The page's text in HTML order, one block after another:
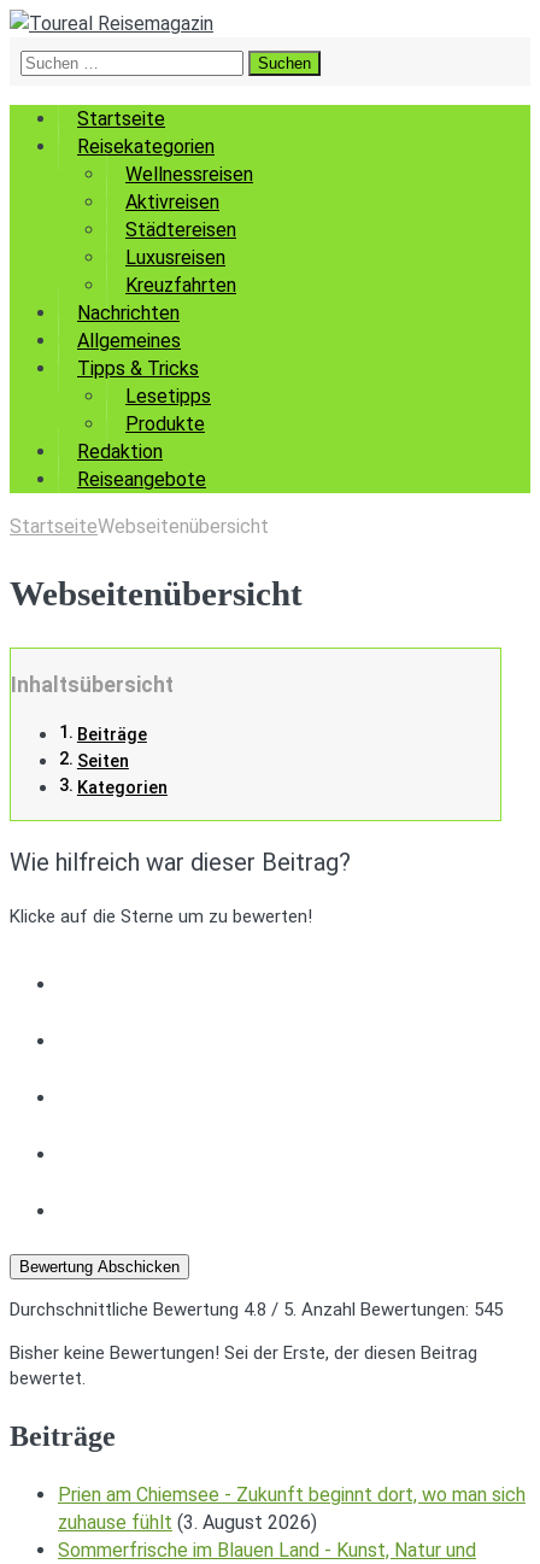
Suchen
Startseite
Reisekategorien
Wellnessreisen
Aktivreisen
Städtereisen
Luxusreisen
Kreuzfahrten
Nachrichten
Allgemeines
Tipps & Tricks
Lesetipps
Produkte
Redaktion
Reiseangebote
StartseiteWebseitenübersicht
Webseitenübersicht
Inhaltsübersicht
Beiträge
Seiten
Kategorien
Wie hilfreich war dieser Beitrag?
Klicke auf die Sterne um zu bewerten!
Bewertung Abschicken
Durchschnittliche Bewertung 4.8 / 5. Anzahl Bewertungen: 545
Bisher keine Bewertungen! Sei der Erste, der diesen Beitrag
bewertet.
Beiträge
Prien am Chiemsee - Zukunft beginnt dort, wo man sich
zuhause fühlt (3. August 2026)
Sommerfrische im Blauen Land - Kunst, Natur und